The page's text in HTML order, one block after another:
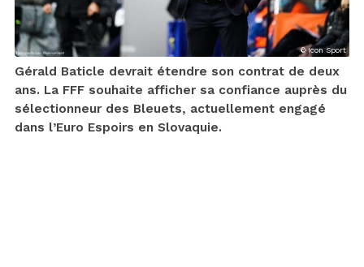
© Icon Sport
Gérald Baticle devrait étendre son contrat de deux
ans. La FFF souhaite afficher sa confiance auprès du
sélectionneur des Bleuets, actuellement engagé
dans l’Euro Espoirs en Slovaquie.